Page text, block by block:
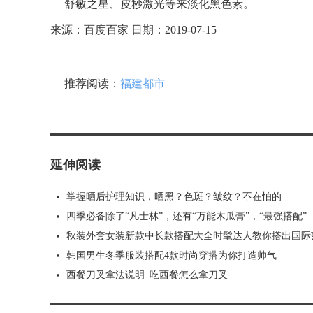
舒敏之星、皮秒激光等来淡化黑色素。
来源：百度百家 日期：2019-07-15
推荐阅读： 福建都市
延伸阅读
掌握晒后护理知识，晒黑？色斑？皱纹？不在怕的
四季必备除了“凡士林”，还有“万能木瓜膏”，“最强搭配”
秋装外套女装新款中长款搭配大全时髦达人教你搭出国际
韩国男生冬季服装搭配4款时尚穿搭为你打造帅气
西餐刀叉拿法说明_吃西餐怎么拿刀叉